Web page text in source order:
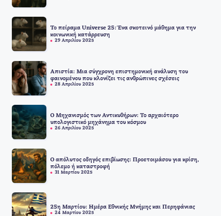
Το πείραμα Universe 25: Ένα σκοτεινό μάθημα για την
κοινωνική κατάρρευση
29 Απριλίου 2025
Απιστία: Μια σύγχρονη επιστημονική ανάλυση του
φαινομένου που κλονίζει τις ανθρώπινες σχέσεις
28 Απριλίου 2025
Ο Μηχανισμός των Αντικυθήρων: Το αρχαιότερο
υπολογιστικό μηχάνημα του κόσμου
26 Απριλίου 2025
Ο απόλυτος οδηγός επιβίωσης: Προετοιμάσου για κρίση,
πόλεμο ή καταστροφή
31 Μαρτίου 2025
25η Μαρτίου: Ημέρα Εθνικής Μνήμης και Περηφάνιας
24 Μαρτίου 2025